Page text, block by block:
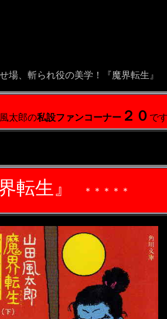
場、斬られ役の美学！『魔界転生
太郎の私設ファンコーナー ２０ で
転生 』 ＊＊